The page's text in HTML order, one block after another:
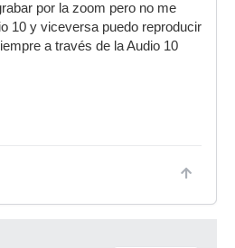
por la zoom pero no me
10 y viceversa puedo reproducir
a través de la Audio 10